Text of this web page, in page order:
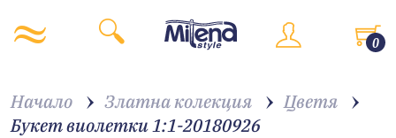
0
Начало Златна колекция
Цветя
Букет виолетки 1:1-20180926